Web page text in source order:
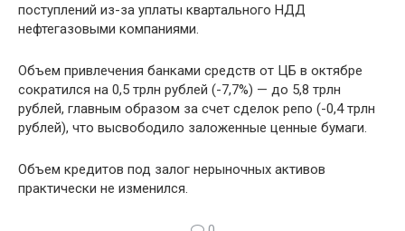
поступлений из-за уплаты квартального НДД
нефтегазовыми компаниями.
Объем привлечения банками средств от ЦБ в октябре
сократился на 0,5 трлн рублей (-7,7%) — до 5,8 трлн
рублей, главным образом за счет сделок репо (-0,4 трлн
рублей), что высвободило заложенные ценные бумаги.
Объем кредитов под залог нерыночных активов
практически не изменился.